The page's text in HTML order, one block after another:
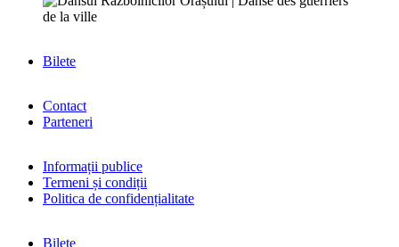
Bilete
Contact
Parteneri
Informații publice
Termeni și condiții
Politica de confidențialitate
Bilete